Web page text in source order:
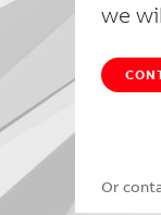
we
Or